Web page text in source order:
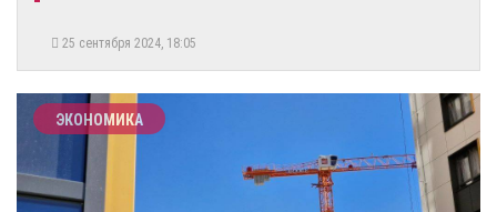
25 сентября 2024, 18:05
ЭКОНОМИКА